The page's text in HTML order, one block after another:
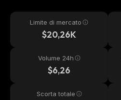
Limite di mercato
$20,26K
Volume 24h
$6,26
Scorta totale